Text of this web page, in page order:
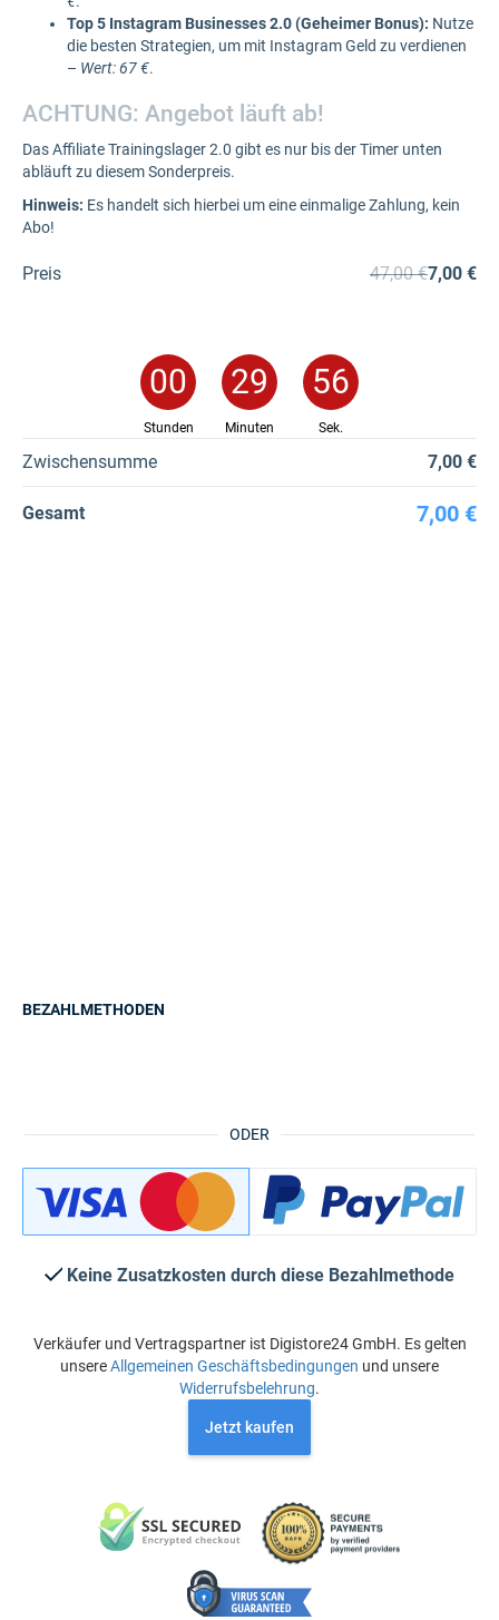
Top 5 Instagram Businesses 2.0 (Geheimer Bonus): Nutze
die besten Strategien, um mit Instagram Geld zu verdienen
– Wert: 67 €.
ACHTUNG: Angebot läuft ab!
Das Affiliate Trainingslager 2.0 gibt es nur bis der Timer unten
abläuft zu diesem Sonderpreis.
Hinweis: Es handelt sich hierbei um eine einmalige Zahlung, kein
Abo!
Preis 47,00 €7,00 €
00 29 56
Stunden Minuten Sek.
Zwischensumme 7,00 €
Gesamt 7,00 €
ODER
BEZAHLMETHODEN
Keine Zusatzkosten durch diese Bezahlmethode
Verkäufer und Vertragspartner ist Digistore24 GmbH. Es gelten
unsereAllgemeinen Geschäftsbedingungen und unsere
Widerrufsbelehrung.
Jetzt kaufen